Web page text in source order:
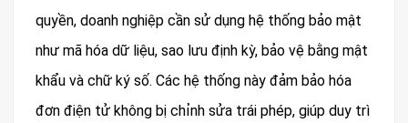
quyền, doanh nghiệp cần sử dụng hệ thống bảo mật
như mã hóa dữ liệu, sao lưu định kỳ, bảo vệ bằng mật
khẩu và chữ ký số. Các hệ thống này đảm bảo hóa
đơn điện tử không bị chỉnh sửa trái phép, giúp duy trì